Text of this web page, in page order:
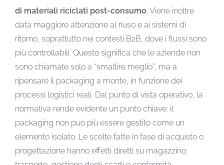
di materiali riciclati post-consumo. Viene inoltre
data maggiore attenzione al riuso e ai sistemi di
ritorno, soprattutto nei contesti B2B, dove i flussi sono
più controllabili. Questo significa che le aziende non
sono chiamate solo a “smaltire meglio”, ma a
ripensare il packaging a monte, in funzione dei
processi logistici reali. Dal punto di vista operativo, la
normativa rende evidente un punto chiave: il
packaging non può più essere gestito come un
elemento isolato. Le scelte fatte in fase di acquisto o
progettazione hanno effetti diretti su magazzino,